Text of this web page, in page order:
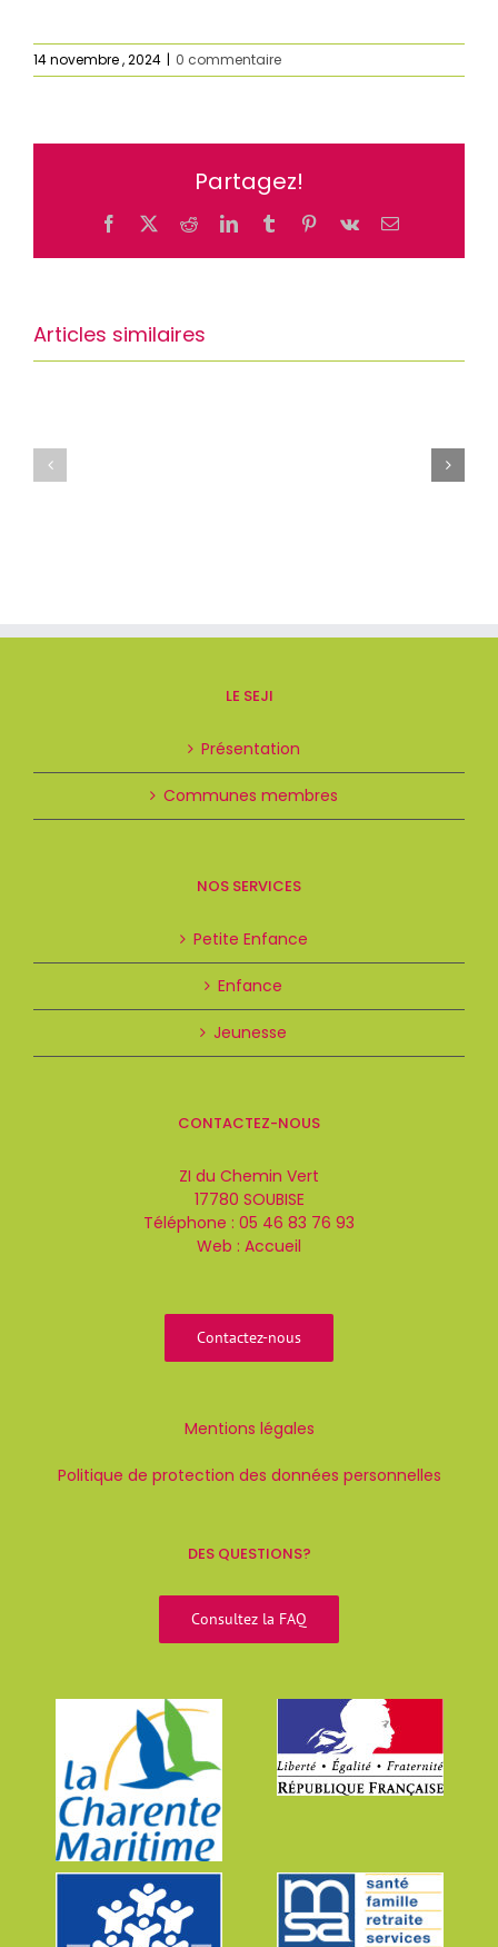
14 novembre , 2024 | 0 commentaire
Partagez!
Facebook
X RedditLinkedInTumblrPinterest
Vk Email
Articles similaires
LE SEJI
Présentation
Communes membres
NOS SERVICES
Petite Enfance
Enfance
Jeunesse
CONTACTEZ-NOUS
ZI du Chemin Vert
17780 SOUBISE
Téléphone : 05 46 83 76 93
Web : Accueil
Contactez-nous
Mentions légales
Politique de protection des données personnelles
DES QUESTIONS?
Consultez la FAQ